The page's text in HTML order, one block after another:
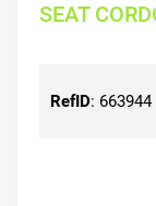
SEAT
RefID: 663944